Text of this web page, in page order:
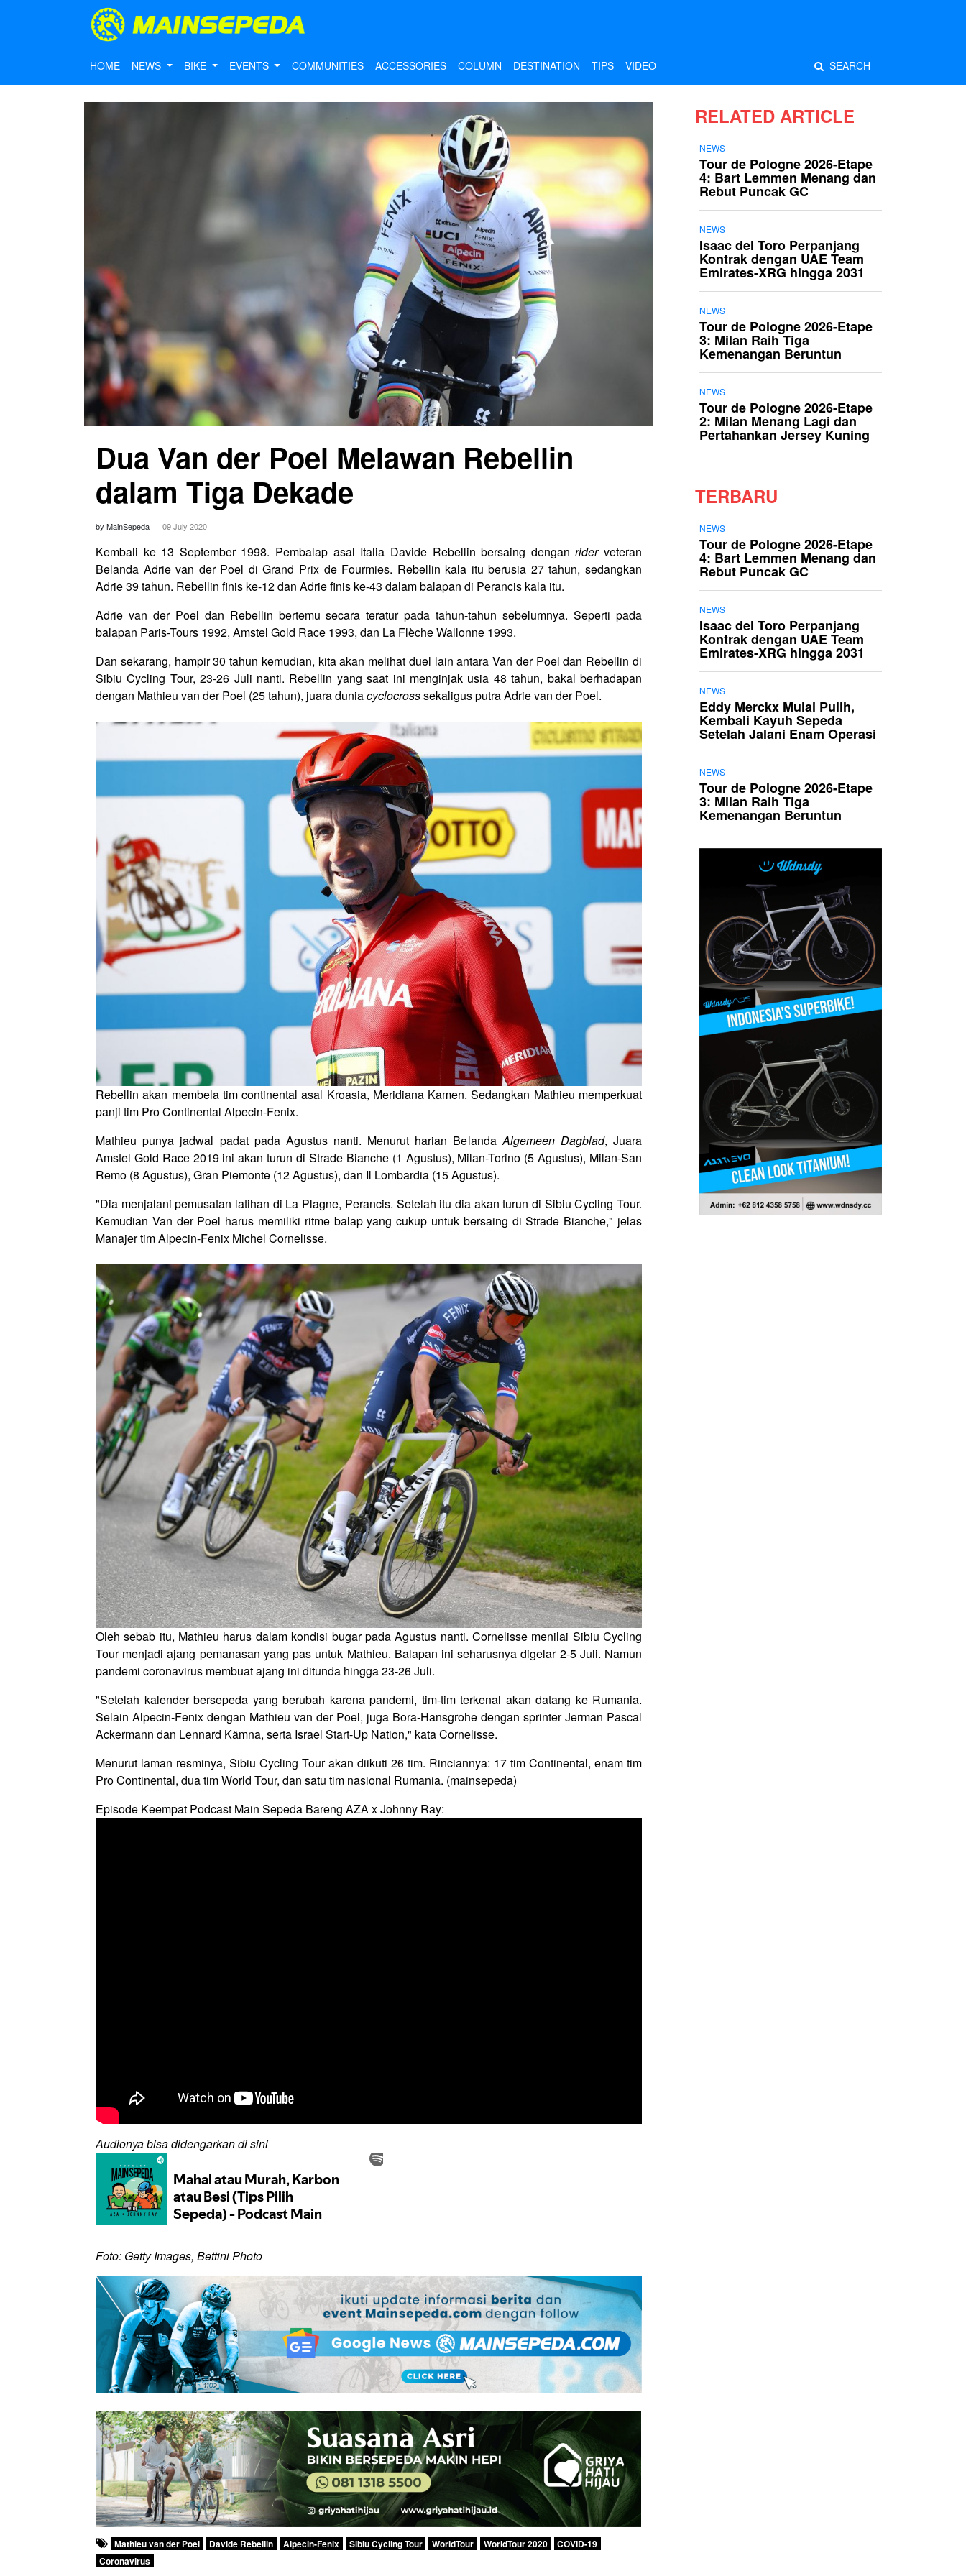
HOME NEWS BIKE EVENTS COMMUNITIES ACCESSORIES COLUMN DESTINATION TIPS VIDEO SEARCH
Dua Van der Poel Melawan Rebellin
dalam Tiga Dekade
by MainSepeda 09 July 2020
Kembali ke 13 September 1998. Pembalap asal Italia Davide Rebellin bersaing denganriderveteran
Belanda Adrie van der Poel di Grand Prix de Fourmies. Rebellin kala itu berusia 27 tahun, sedangkan
Adrie 39 tahun. Rebellin finis ke-12 dan Adrie finis ke-43 dalam balapan di Perancis kala itu.
Adrie van der Poel dan Rebellin bertemu secara teratur pada tahun-tahun sebelumnya. Seperti pada
balapan Paris-Tours 1992, Amstel Gold Race 1993, dan La Flèche Wallonne 1993.
Dan sekarang, hampir 30 tahun kemudian, kita akan melihat duel lain antara Van der Poel dan Rebellin di
Sibiu Cycling Tour, 23-26 Juli nanti. Rebellin yang saat ini menginjak usia 48 tahun, bakal berhadapan
dengan Mathieu van der Poel (25 tahun), juara duniacyclocrosssekaligus putra Adrie van der Poel.
Rebellin akan membela tim continental asal Kroasia, Meridiana Kamen. Sedangkan Mathieu memperkuat
panji tim Pro Continental Alpecin-Fenix.
Mathieu punya jadwal padat pada Agustus nanti. Menurut harian BelandaAlgemeen Dagblad, Juara
Amstel Gold Race 2019 ini akan turun di Strade Bianche (1 Agustus), Milan-Torino (5 Agustus), Milan-San
Remo (8 Agustus), Gran Piemonte (12 Agustus), dan Il Lombardia (15 Agustus).
"Dia menjalani pemusatan latihan di La Plagne, Perancis. Setelah itu dia akan turun di Sibiu Cycling Tour.
Kemudian Van der Poel harus memiliki ritme balap yang cukup untuk bersaing di Strade Bianche," jelas
Manajer tim Alpecin-Fenix Michel Cornelisse.
Oleh sebab itu, Mathieu harus dalam kondisi bugar pada Agustus nanti. Cornelisse menilai Sibiu Cycling
Tour menjadi ajang pemanasan yang pas untuk Mathieu. Balapan ini seharusnya digelar 2-5 Juli. Namun
pandemi coronavirus membuat ajang ini ditunda hingga 23-26 Juli.
"Setelah kalender bersepeda yang berubah karena pandemi, tim-tim terkenal akan datang ke Rumania.
Selain Alpecin-Fenix dengan Mathieu van der Poel, juga Bora-Hansgrohe dengan sprinter Jerman Pascal
Ackermann dan Lennard Kämna, serta Israel Start-Up Nation," kata Cornelisse.
Menurut laman resminya, Sibiu Cycling Tour akan diikuti 26 tim. Rinciannya: 17 tim Continental, enam tim
Pro Continental, dua tim World Tour, dan satu tim nasional Rumania. (mainsepeda)
Episode Keempat Podcast Main Sepeda Bareng AZA x Johnny Ray:
Audionya bisa didengarkan di sini
Foto: Getty Images, Bettini Photo
Mathieu van der Poel Davide Rebellin Alpecin-Fenix Sibiu Cycling Tour WorldTour WorldTour 2020
COVID-19
Coronavirus
RELATED ARTICLE
NEWS
Tour de Pologne 2026-Etape
4: Bart Lemmen Menang dan
Rebut Puncak GC
NEWS
Isaac del Toro Perpanjang
Kontrak dengan UAE Team
Emirates-XRG hingga 2031
NEWS
Tour de Pologne 2026-Etape
3: Milan Raih Tiga
Kemenangan Beruntun
NEWS
Tour de Pologne 2026-Etape
2: Milan Menang Lagi dan
Pertahankan Jersey Kuning
TERBARU
NEWS
Tour de Pologne 2026-Etape
4: Bart Lemmen Menang dan
Rebut Puncak GC
NEWS
Isaac del Toro Perpanjang
Kontrak dengan UAE Team
Emirates-XRG hingga 2031
NEWS
Eddy Merckx Mulai Pulih,
Kembali Kayuh Sepeda
Setelah Jalani Enam Operasi
NEWS
Tour de Pologne 2026-Etape
3: Milan Raih Tiga
Kemenangan Beruntun